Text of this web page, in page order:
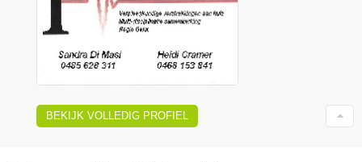
BEKIJK VOLLEDIG PROFIEL